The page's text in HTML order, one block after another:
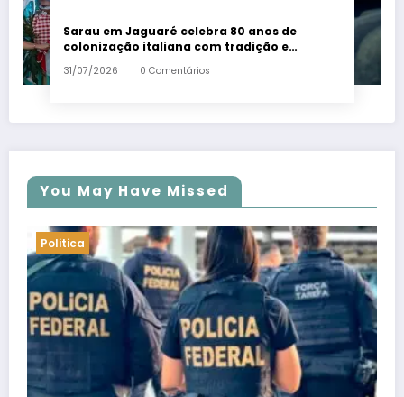
Sarau em Jaguaré celebra 80 anos de
colonização italiana com tradição e
trambolhão da polenta – Em Dia ES
31/07/2026 0 Comentários
You May Have Missed
Politica